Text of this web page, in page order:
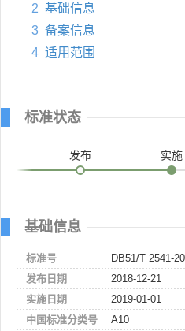
2 基础信息
3 备案信息
4 适用范围
标准状态
发布 实施
基础信息
标准号
DB51/T 2541-
发布日期
2018-12-21
实施日期
2019-01-01
中国标准分类号
A10